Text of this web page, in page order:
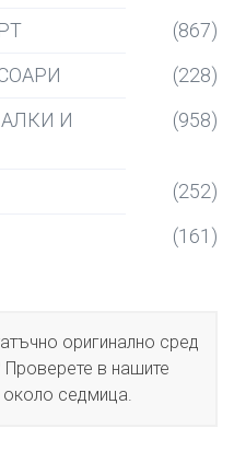
(867)
(228)
И
(958)
(252)
(161)
оригинално сред
Проверете в нашите
седмица.